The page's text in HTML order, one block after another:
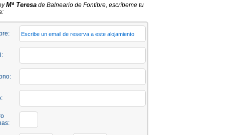
Mª Teresa de Balneario de Fontibre, escríbeme tu